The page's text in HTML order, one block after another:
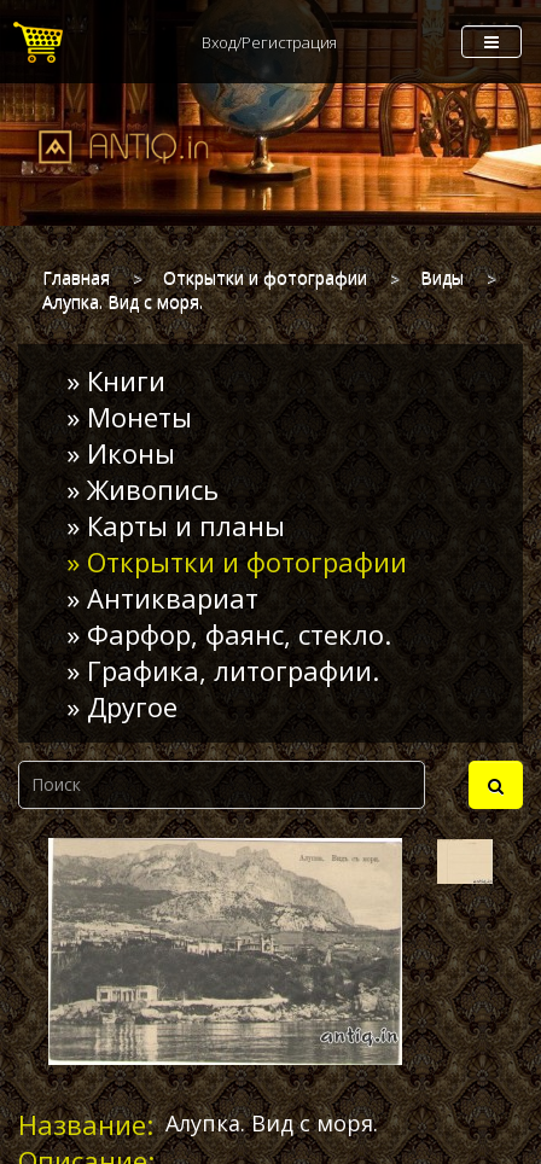
Вход/Регистрация
Главная Открытки и фотографии
Виды
Алупка. Вид с моря.
» Книги
» Монеты
» Иконы
» Живопись
» Карты и планы
» Открытки и фотографии
» Антиквариат
» Фарфор, фаянс, стекло.
» Графика, литографии.
» Другое
Название: Алупка. Вид с моря.